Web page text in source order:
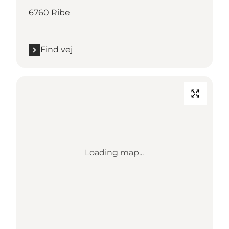
6760 Ribe
Find vej
Loading map...